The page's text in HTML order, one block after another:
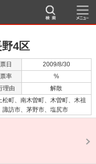
4区
日
2009/8/30
率
%
理由
解散
町、南木曽町、木曽町、木祖
訪市、茅野市、塩尻市